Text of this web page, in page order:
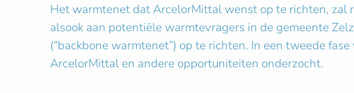
Het warmtenet dat ArcelorMittal wenst op te richten, zal
alsook aan potentiële warmtevragers in de gemeente
(“backbone warmtenet”) op te richten. In een tweede
ArcelorMittal en andere opportuniteiten onderzocht.